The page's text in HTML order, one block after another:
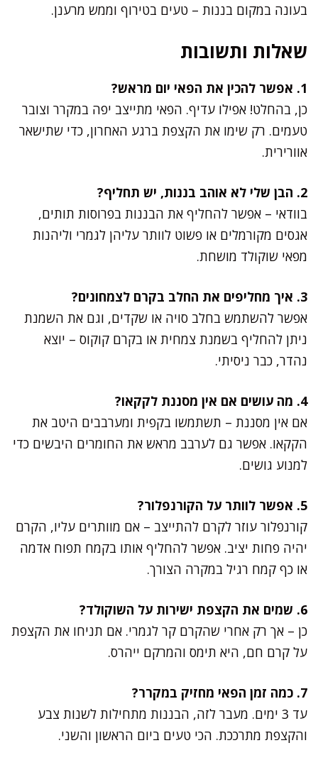
בעונה במקום בננות – טעים בטירוף וממש מרענן.
שאלות ותשובות
1. אפשר להכין את הפאי יום מראש?
כן, בהחלט! אפילו עדיף. הפאי מתייצב יפה במקרר וצובר
טעמים. רק שימו את הקצפת ברגע האחרון, כדי שתישאר
אוורירית.
2. הבן שלי לא אוהב בננות, יש תחליף?
בוודאי – אפשר להחליף את הבננות בפרוסות תותים,
אגסים מקורמלים או פשוט לוותר עליהן לגמרי וליהנות
מפאי שוקולד מושחת.
3. איך מחליפים את החלב בקרם לצמחונים?
אפשר להשתמש בחלב סויה או שקדים, וגם את השמנת
ניתן להחליף בשמנת צמחית או בקרם קוקוס – יוצא
נהדר, כבר ניסיתי.
4. מה עושים אם אין מסננת לקקאו?
אם אין מסננת – תשתמשו בקפית ומערבבים היטב את
הקקאו. אפשר גם לערבב מראש את החומרים היבשים כדי
למנוע גושים.
5. אפשר לוותר על הקורנפלור?
קורנפלור עוזר לקרם להתייצב – אם מוותרים עליו, הקרם
יהיה פחות יציב. אפשר להחליף אותו בקמח תפוח אדמה
או כף קמח רגיל במקרה הצורך.
6. שמים את הקצפת ישירות על השוקולד?
כן – אך רק אחרי שהקרם קר לגמרי. אם תניחו את הקצפת
על קרם חם, היא תימס והמרקם ייהרס.
7. כמה זמן הפאי מחזיק במקרר?
עד 3 ימים. מעבר לזה, הבננות מתחילות לשנות צבע
והקצפת מתרככת. הכי טעים ביום הראשון והשני.